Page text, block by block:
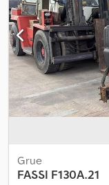
Grue
FASSI F130A.21